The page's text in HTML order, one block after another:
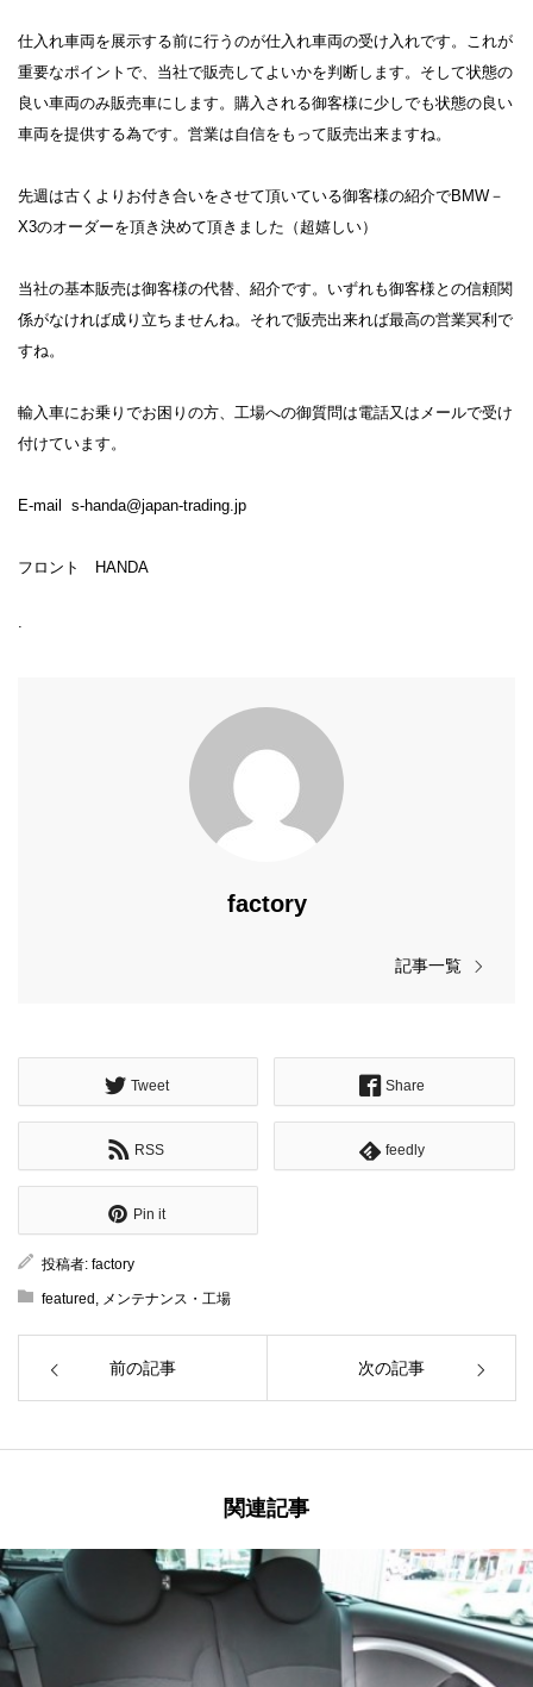
仕入れ車両を展示する前に行うのが仕入れ車両の受け入れです。これが
重要なポイントで、当社で販売してよいかを判断します。そして状態の
良い車両のみ販売車にします。購入される御客様に少しでも状態の良い
車両を提供する為です。営業は自信をもって販売出来ますね。
先週は古くよりお付き合いをさせて頂いている御客様の紹介でBMW－
X3のオーダーを頂き決めて頂きました（超嬉しい）
当社の基本販売は御客様の代替、紹介です。いずれも御客様との信頼関
係がなければ成り立ちませんね。それで販売出来れば最高の営業冥利で
すね。
輸入車にお乗りでお困りの方、工場への御質問は電話又はメールで受け
付けています。
E-mail s-handa@japan-trading.jp
フロント HANDA
.
factory
記事一覧
Tweet Share
RSS feedly
Pin it
投稿者: factory
featured , メンテナンス・工場
前の記事 次の記事
関連記事